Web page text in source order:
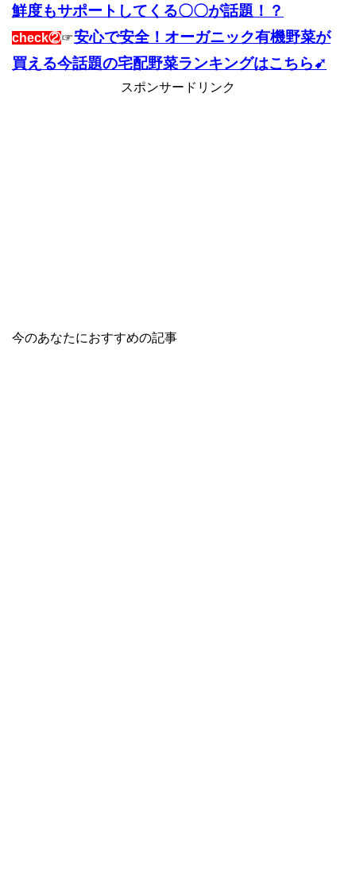
鮮度もサポートしてくる〇〇が話題！？
check②☞安心で安全！オーガニック有機野菜が
買える今話題の宅配野菜ランキングはこちら➹
スポンサードリンク
今のあなたにおすすめの記事